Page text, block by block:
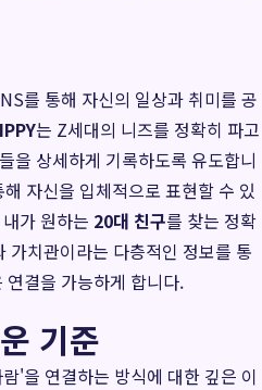
를 통해 자신의 일상과 취미를 공
는 Z세대의 니즈를 정확히 파고
을 상세하게 기록하도록 유도합니
자신을 입체적으로 표현할 수 있
가 원하는 20대 친구를 찾는 정확
가치관이라는 다층적인 정보를 통
결을 가능하게 합니다.
기준
'을 연결하는 방식에 대한 깊은 이